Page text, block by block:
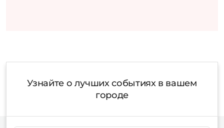
Узнайте о лучших событиях в вашем
городе